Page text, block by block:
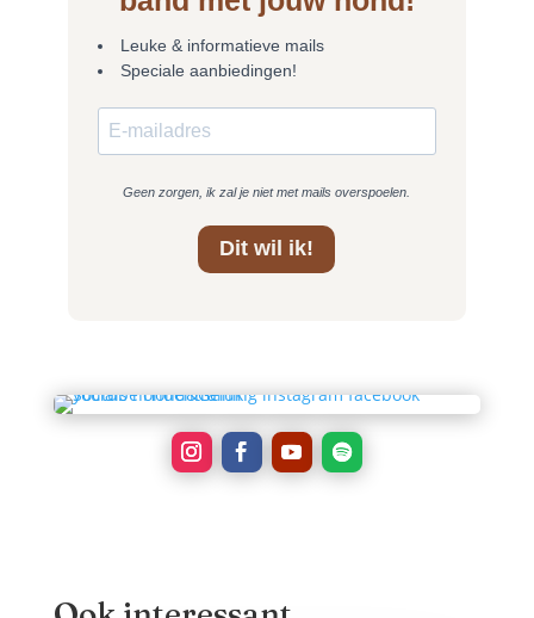
Leuke & informatieve mails
Speciale aanbiedingen!
Geen zorgen, ik zal je niet met mails overspoelen.
Dit wil ik!